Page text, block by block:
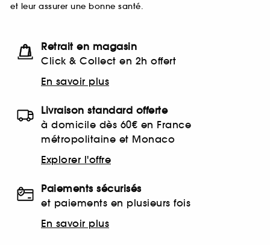
et leur assurer une bonne santé.
Retrait en magasin
Click & Collect en 2h offert
En savoir plus
Livraison standard offerte
à domicile dès 60€ en France
métropolitaine et Monaco
Explorer l'offre
Paiements sécurisés
et paiements en plusieurs fois
En savoir plus